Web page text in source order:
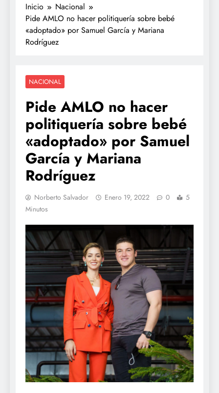
Inicio
Nacional
Pide AMLO no hacer politiquería sobre bebé
«adoptado» por Samuel García y Mariana
Rodríguez
NACIONAL
Pide AMLO no hacer
politiquería sobre bebé
«adoptado» por Samuel
García y Mariana
Rodríguez
Norberto Salvador Enero 19, 2022 0
5
Minutos